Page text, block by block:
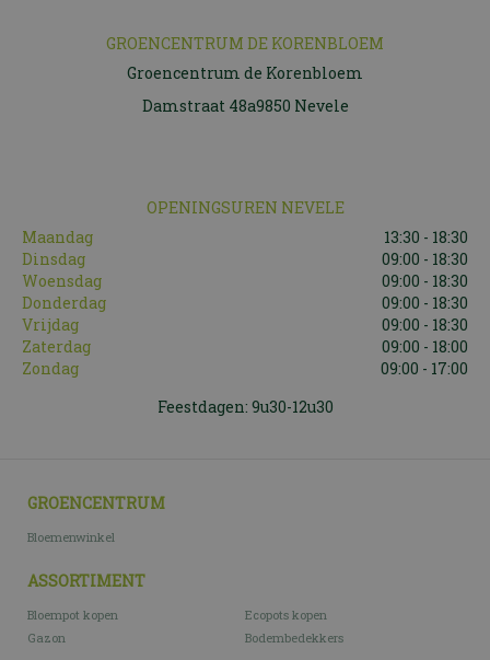
GROENCENTRUM DE KORENBLOEM
Groencentrum de Korenbloem
Damstraat 48a9850 Nevele
OPENINGSUREN NEVELE
Maandag
13:30 - 18:30
Dinsdag
09:00 - 18:30
Woensdag
09:00 - 18:30
Donderdag
09:00 - 18:30
Vrijdag
09:00 - 18:30
Zaterdag
09:00 - 18:00
Zondag
09:00 - 17:00
Feestdagen: 9u30-12u30
GROENCENTRUM
Bloemenwinkel
ASSORTIMENT
Bloempot kopen
Ecopots kopen
Gazon
Bodembedekkers